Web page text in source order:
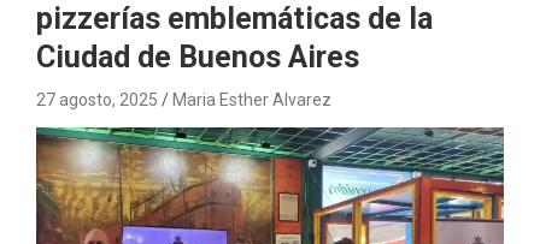
pizzerías emblemáticas de la
Ciudad de Buenos Aires
27 agosto, 2025 Maria Esther Alvarez